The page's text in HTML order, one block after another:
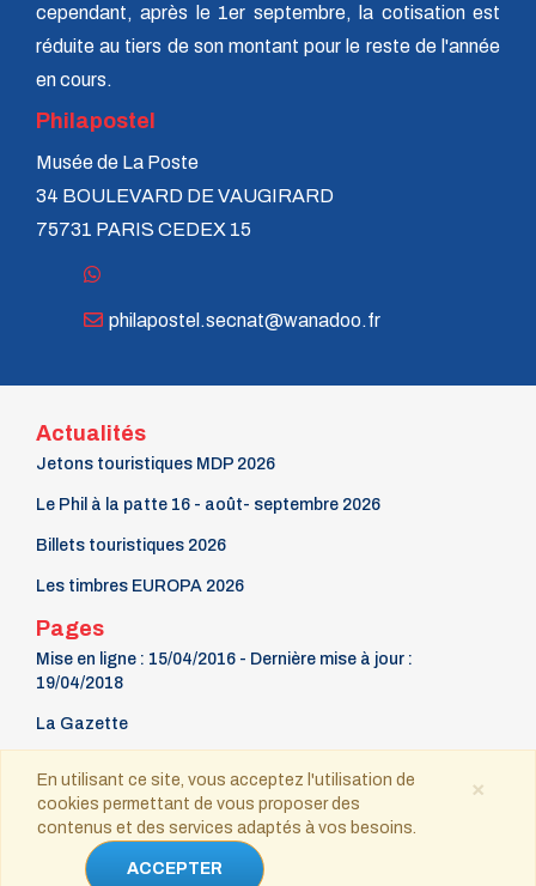
cependant, après le 1er septembre, la cotisation est
réduite au tiers de son montant pour le reste de l'année
en cours.
Philapostel
Musée de La Poste
34 BOULEVARD DE VAUGIRARD
75731 PARIS CEDEX 15
philapostel.secnat@wanadoo.fr
Actualités
Jetons touristiques MDP 2026
Le Phil à la patte 16 - août- septembre 2026
Billets touristiques 2026
Les timbres EUROPA 2026
Pages
Mise en ligne : 15/04/2016 - Dernière mise à jour :
19/04/2018
La Gazette
Contact
Copyright © 2021-2025 tous droits réservés
×
En utilisant ce site, vous acceptez l'utilisation de
cookies permettant de vous proposer des
contenus et des services adaptés à vos besoins.
ACCEPTER